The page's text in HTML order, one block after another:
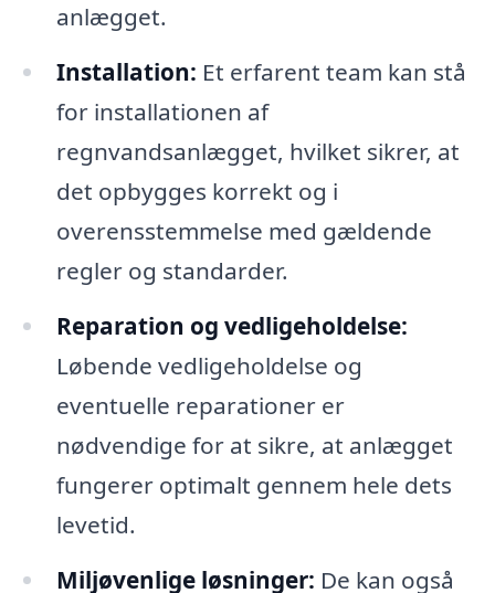
anlægget.
Installation: Et erfarent team kan stå
for installationen af
regnvandsanlægget, hvilket sikrer, at
det opbygges korrekt og i
overensstemmelse med gældende
regler og standarder.
Reparation og vedligeholdelse:
Løbende vedligeholdelse og
eventuelle reparationer er
nødvendige for at sikre, at anlægget
fungerer optimalt gennem hele dets
levetid.
Miljøvenlige løsninger: De kan også